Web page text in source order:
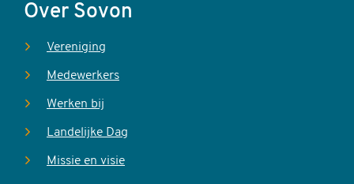
Over Sovon
Vereniging
Medewerkers
Werken bij
Landelijke Dag
Missie en visie